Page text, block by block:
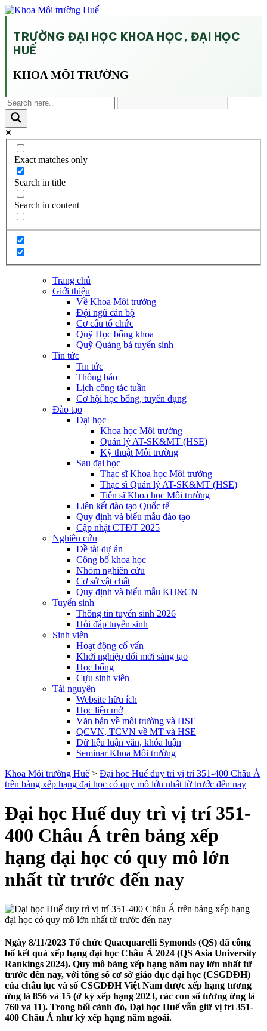
TRƯỜNG ĐẠI HỌC KHOA HỌC, ĐẠI HỌC
HUẾ
KHOA MÔI TRƯỜNG
Exact matches only
Search in title
Search in content
Trang chủ
Giới thiệu
Về Khoa Môi trường
Đội ngũ cán bộ
Cơ cấu tổ chức
Quỹ Học bổng khoa
Quỹ Quảng bá tuyển sinh
Tin tức
Tin tức
Thông báo
Lịch công tác tuần
Cơ hội học bổng, tuyển dụng
Đào tạo
Đại học
Khoa học Môi trường
Quản lý AT-SK&MT (HSE)
Kỹ thuật Môi trường
Sau đại học
Thạc sĩ Khoa học Môi trường
Thạc sĩ Quản lý AT-SK&MT (HSE)
Tiến sĩ Khoa học Môi trường
Liên kết đào tạo Quốc tế
Quy định và biểu mẫu đào tạo
Cập nhật CTĐT 2025
Nghiên cứu
Đề tài dự án
Công bố khoa học
Nhóm nghiên cứu
Cơ sở vật chất
Quy định và biểu mẫu KH&CN
Tuyển sinh
Thông tin tuyển sinh 2026
Hỏi đáp tuyển sinh
Sinh viên
Hoạt động cố vấn
Khởi nghiệp đổi mới sáng tạo
Học bổng
Cựu sinh viên
Tài nguyên
Website hữu ích
Học liệu mở
Văn bản về môi trường và HSE
QCVN, TCVN về MT và HSE
Dữ liệu luận văn, khóa luận
Seminar Khoa Môi trường
Khoa Môi trường Huế > Đại học Huế duy trì vị trí 351-400 Châu Á
trên bảng xếp hạng đại học có quy mô lớn nhất từ trước đến nay
Đại học Huế duy trì vị trí 351-
400 Châu Á trên bảng xếp
hạng đại học có quy mô lớn
nhất từ trước đến nay
Ngày 8/11/2023 Tổ chức Quacquarelli Symonds (QS) đã công
bố kết quả xếp hạng đại học Châu Á 2024 (QS Asia University
Rankings 2024). Quy mô bảng xếp hạng năm nay lớn nhất từ
trước đến nay, với tổng số cơ sở giáo dục đại học (CSGDĐH)
của châu lục và số CSGDĐH Việt Nam được xếp hạng tương
ứng là 856 và 15 (ở kỳ xếp hạng 2023, các con số tương ứng là
760 và 11). Trong bối cảnh đó, Đại học Huế vẫn giữ vị trí 351-
400 Châu Á như kỳ xếp hạng năm ngoái.